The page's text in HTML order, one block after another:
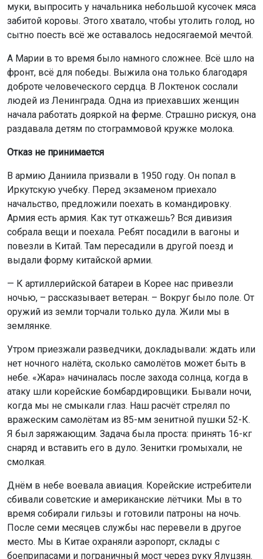
муки, выпросить у начальника небольшой кусочек мяса
забитой коровы. Этого хватало, чтобы утолить голод, но
сытно поесть всё же оставалось недосягаемой мечтой.
А Марии в то время было намного сложнее. Всё шло на
фронт, всё для победы. Выжила она только благодаря
доброте человеческого сердца. В Локтенок сослали
людей из Ленинграда. Одна из приехавших женщин
начала работать дояркой на ферме. Страшно рискуя, она
раздавала детям по стограммовой кружке молока.
Отказ не принимается
В армию Даниила призвали в 1950 году. Он попал в
Иркутскую учебку. Перед экзаменом приехало
начальство, предложили поехать в командировку.
Армия есть армия. Как тут откажешь? Вся дивизия
собрала вещи и поехала. Ребят посадили в вагоны и
повезли в Китай. Там пересадили в другой поезд и
выдали форму китайской армии.
— К артиллерийской батареи в Корее нас привезли
ночью, – рассказывает ветеран. – Вокруг было поле. От
оружий из земли торчали только дула. Жили мы в
землянке.
Утром приезжали разведчики, докладывали: ждать или
нет ночного налёта, сколько самолётов может быть в
небе. «Жара» начиналась после захода солнца, когда в
атаку шли корейские бомбардировщики. Бывали ночи,
когда мы не смыкали глаз. Наш расчёт стрелял по
вражеским самолётам из 85-мм зенитной пушки 52-К.
Я был заряжающим. Задача была проста: принять 16-кг
снаряд и вставить его в дуло. Зенитки громыхали, не
смолкая.
Днём в небе воевала авиация. Корейские истребители
сбивали советские и американские лётчики. Мы в то
время собирали гильзы и готовили патроны на ночь.
После семи месяцев службы нас перевели в другое
место. Мы в Китае охраняли аэропорт, склады с
боеприпасами и пограничный мост через руку Ялуцзян.